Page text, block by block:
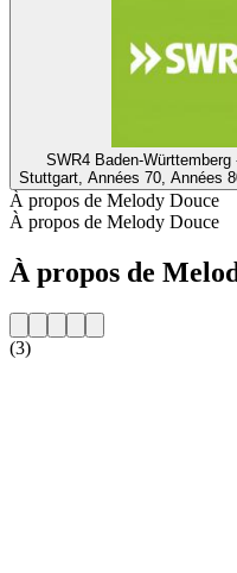
SWR4 Baden-
Stuttgart, Années 70, Années
À propos de Melody Douce
À propos de Melody Douce
À propos de
(3)